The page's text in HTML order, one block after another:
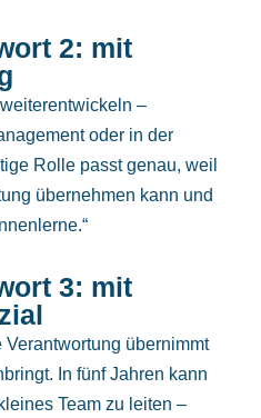
2: mit
–
oder in der
Rolle passt genau, weil
übernehmen kann und
3: mit
Verantwortung übernimmt
In fünf Jahren kann
Team zu leiten –